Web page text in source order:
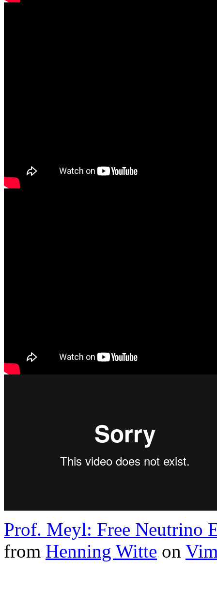
Prof. Meyl: Free Neutrino
from Henning Witte on